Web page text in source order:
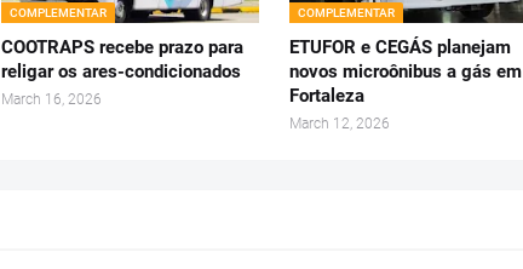
COMPLEMENTAR
COOTRAPS recebe prazo para
religar os ares-condicionados
March 16, 2026
COMPLEMENTAR
ETUFOR e CEGÁS planejam
novos microônibus a gás em
Fortaleza
March 12, 2026